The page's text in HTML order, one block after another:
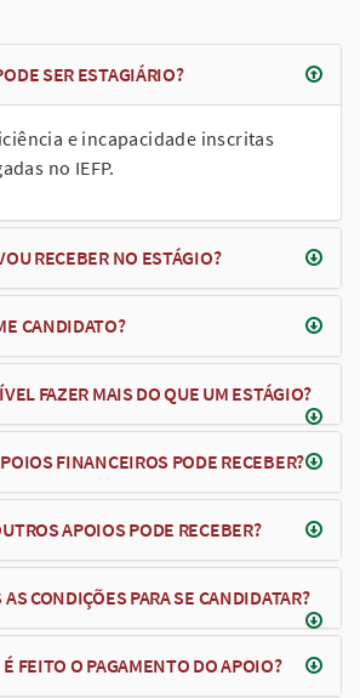
SER ESTAGIÁRIO?
e incapacidade inscritas
no IEFP.
RECEBER NO ESTÁGIO?
CANDIDATO?
FAZER MAIS DO QUE UM ESTÁGIO?
FINANCEIROS PODE RECEBER?
APOIOS PODE RECEBER?
CONDIÇÕES PARA SE CANDIDATAR?
FEITO O PAGAMENTO DO APOIO?